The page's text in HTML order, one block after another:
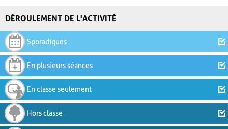
DÉROULEMENT DE L'ACTIVITÉ
Sporadiques
En plusieurs séances
En classe seulement
Hors classe